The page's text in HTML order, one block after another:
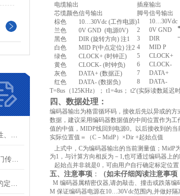
电缆输出
插座输出
芯缆颜色信号输出 脚号信号输出
棕色
10…30Vdc (工作电源)1 10…30Vdc
兰色
0V GND (电源0V) 2
0V GND
黑色
DIR (旋转方向) 注1 3
DIR
白色
MID P(中点定位) 注2 4
MID P
绿色
CLOCK+ (时钟正) 5
CLOCK+
黄色
CLOCK- (时钟负) 6
CLOCK-
灰色
DATA+ (数据正) 7
DATA+
红色
DATA- (数据负) 8 DATA-
T=8us （ 125KHz） ； t1=4us ； t2′(实际读数延迟
四、数据处理：
编码器输出为格雷循环码，接收后先以异或的
数据，建议采用编码器数据值的中间位置作为
值的中值，MIDP线回到电源0。以后接收到的
实际位置值＝（C－MidP）×Dir +起始点值
上式中，C为编码器输出的当前测量值；MidP
为1，与计算方向相反为－1,也可通过编码器上
起始点并非就是0，可由用户自行确定标定位
五、注意事项 ： （如未仔细阅读注意事
M 编码器属精密仪器,请勿敲击、撞击或跌落编
M 保证编码器电源在10…30Vdc范围内,并做好隔